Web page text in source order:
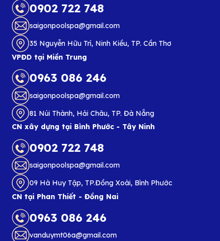
0902 722 748
saigonpoolspa@gmail.com
35 Nguyễn Hữu Trí, Ninh Kiều, TP. Cần Thơ
VPĐD tại Miền Trung
0963 086 246
saigonpoolspa@gmail.com
81 Núi Thành, Hải Châu, TP. Đà Nẵng
CN xây dựng tại Bình Phước - Tây Ninh
0902 722 748
saigonpoolspa@gmail.com
09 Hà Huy Tập, TP.Đồng Xoài, Bình Phước
CN tại Phan Thiết - Đồng Nai
0963 086 246
vanduymt06a@gmail.com